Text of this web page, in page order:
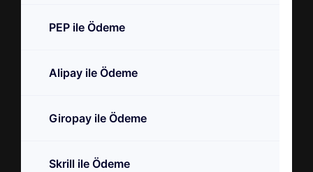
PEP ile Ödeme
Alipay ile Ödeme
Giropay ile Ödeme
Skrill ile Ödeme